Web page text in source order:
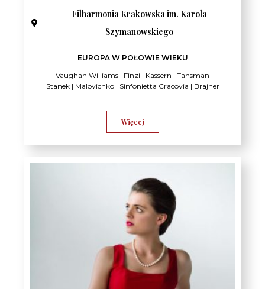
Filharmonia Krakowska im. Karola
Szymanowskiego​
EUROPA W POŁOWIE WIEKU
Vaughan Williams | Finzi | Kassern | Tansman
Stanek | Malovichko | Sinfonietta Cracovia | Brajner
Więcej